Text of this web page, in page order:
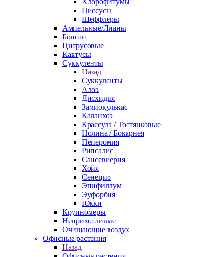
Циссусы
Шеффлеры
Ампельные/Лианы
Бонсаи
Цитрусовые
Кактусы
Суккуленты
Назад
Суккуленты
Алоэ
Дисхидия
Замиокулькас
Каланхоэ
Крассула / Тостянковые
Нолина / Бокарнея
Пеперомия
Рипсалис
Сансевиерия
Хойя
Сенецио
Эпифиллум
Эуфорбия
Юкки
Крупномеры
Неприхотливые
Очищающие воздух
Офисные растения
Назад